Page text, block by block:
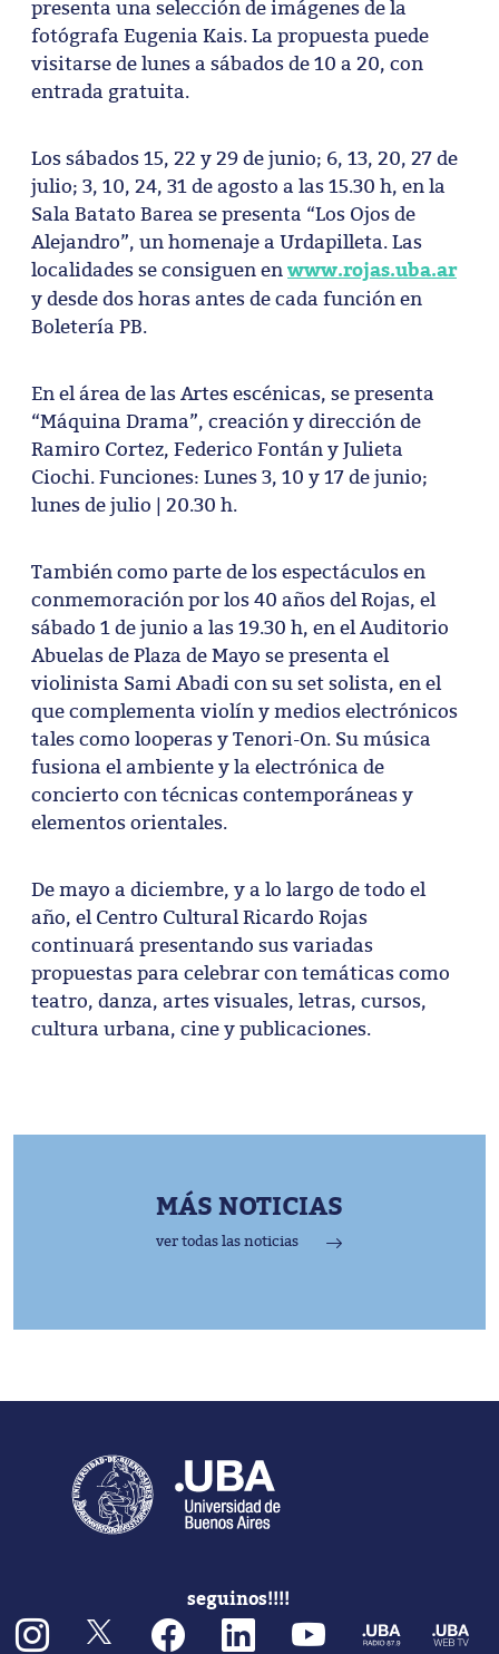
presenta una selección de imágenes de la
fotógrafa Eugenia Kais. La propuesta puede
visitarse de lunes a sábados de 10 a 20, con
entrada gratuita.
Los sábados 15, 22 y 29 de junio; 6, 13, 20, 27 de
julio; 3, 10, 24, 31 de agosto a las 15.30 h, en la
Sala Batato Barea se presenta “Los Ojos de
Alejandro”, un homenaje a Urdapilleta. Las
localidades se consiguen enwww.rojas.uba.ar
y desde dos horas antes de cada función en
Boletería PB.
En el área de las Artes escénicas, se presenta
“Máquina Drama”, creación y dirección de
Ramiro Cortez, Federico Fontán y Julieta
Ciochi. Funciones: Lunes 3, 10 y 17 de junio;
lunes de julio | 20.30 h.
También como parte de los espectáculos en
conmemoración por los 40 años del Rojas, el
sábado 1 de junio a las 19.30 h, en el Auditorio
Abuelas de Plaza de Mayo se presenta el
violinista Sami Abadi con su set solista, en el
que complementa violín y medios electrónicos
tales como looperas y Tenori-On. Su música
fusiona el ambiente y la electrónica de
concierto con técnicas contemporáneas y
elementos orientales.
De mayo a diciembre, y a lo largo de todo el
año, el Centro Cultural Ricardo Rojas
continuará presentando sus variadas
propuestas para celebrar con temáticas como
teatro, danza, artes visuales, letras, cursos,
cultura urbana, cine y publicaciones.
MÁS NOTICIAS
ver todas las noticias
seguinos!!!!